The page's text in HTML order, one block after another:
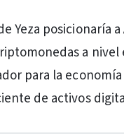
Yeza posicionaría
a
para la
de activos